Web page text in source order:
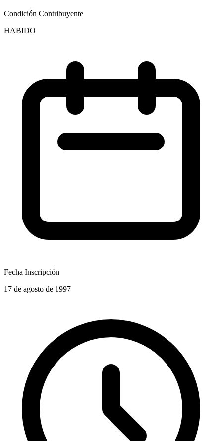
Condición Contribuyente
HABIDO
Fecha Inscripción
17 de agosto de 1997